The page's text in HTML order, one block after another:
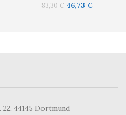
83,30€ 46,73 €
44145 Dortmund